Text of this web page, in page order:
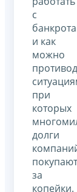
с
и как
можно
при
которых
долги
за
копейки.